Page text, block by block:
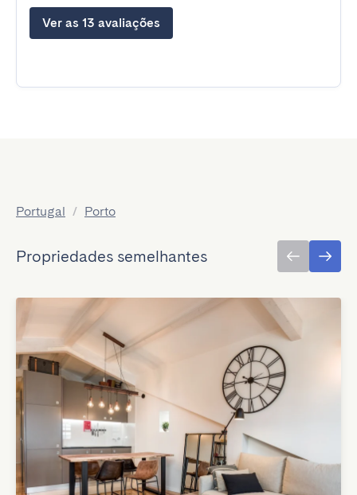
Ver as 13 avaliações
Portugal / Porto
Propriedades semelhantes